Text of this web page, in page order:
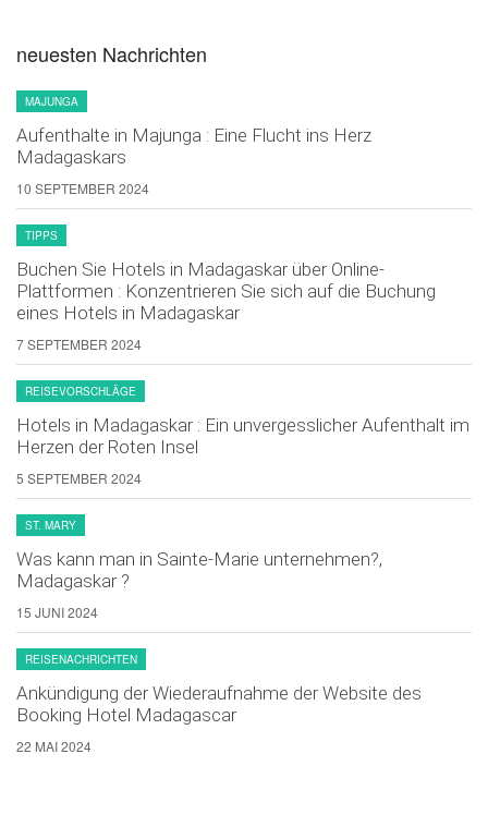
neuesten Nachrichten
MAJUNGA
Aufenthalte in Majunga : Eine Flucht ins Herz
Madagaskars
10 SEPTEMBER 2024
TIPPS
Buchen Sie Hotels in Madagaskar über Online-
Plattformen : Konzentrieren Sie sich auf die Buchung
eines Hotels in Madagaskar
7 SEPTEMBER 2024
REISEVORSCHLÄGE
Hotels in Madagaskar : Ein unvergesslicher Aufenthalt im
Herzen der Roten Insel
5 SEPTEMBER 2024
ST. MARY
Was kann man in Sainte-Marie unternehmen?,
Madagaskar ?
15 JUNI 2024
REISENACHRICHTEN
Ankündigung der Wiederaufnahme der Website des
Booking Hotel Madagascar
22 MAI 2024